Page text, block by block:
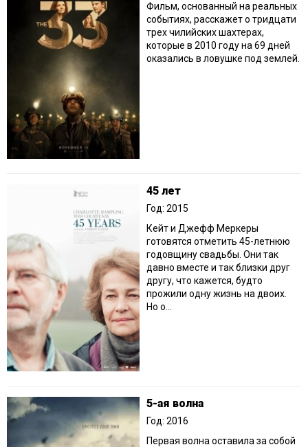
Фильм, основанный на реальных
событиях, расскажет о тридцати
трех чилийских шахтерах,
которые в 2010 году на 69 дней
оказались в ловушке под землей.
45 лет
Год: 2015
Кейт и Джефф Меркеры
готовятся отметить 45-летнюю
годовщину свадьбы. Они так
давно вместе и так близки друг
другу, что кажется, будто
прожили одну жизнь на двоих.
Но о...
5-ая волна
Год: 2016
Первая волна оставила за собой